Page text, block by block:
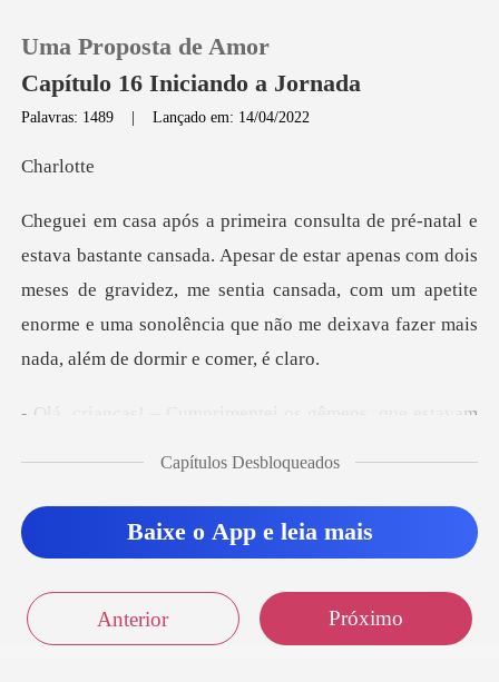
Loja
Histórico
Sair
Uma Proposta de Amor
Capítulo 16 Iniciando a Jornada
Palavras: 1489 |Lançado em: 14/04/2022
rlo
r de estar apenas com dois
meses de gravidez, me sentia cansada, com um apetite
enorme
mentei os gêmeos, que est
Capítulos Desbloqueados
Baixe o App e leia mais
Anterior Próximo